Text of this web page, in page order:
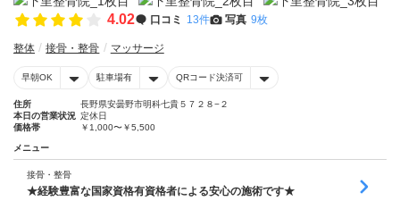
4.02 口コミ 13件 写真 9枚
整体 接骨・整骨 マッサージ
早朝OK 駐車場有 QRコード決済可
住所
長野県安曇野市明科七貴５７２８−２
本日の営業状況 定休日
価格帯
￥1,000〜￥5,500
メニュー
接骨・整骨
★経験豊富な国家資格有資格者による安心の施術です★